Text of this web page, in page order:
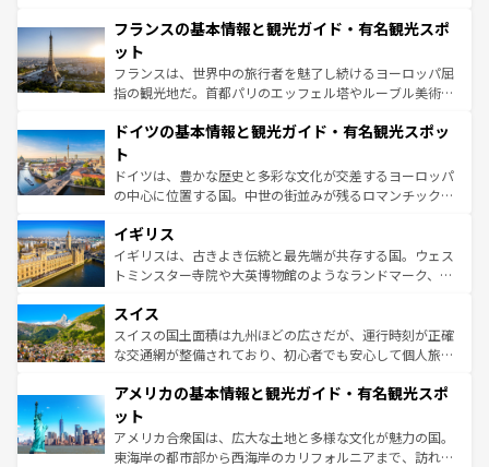
なお、新着のイタリア情報はコンテンツ一覧を参照してほ
しい。
文化が根付くこの国では、情熱的なフラメンコ、熱気あふ
れる闘牛、そして美味しいタパスが生活の一部となってい
る。首都マドリードの洗練された雰囲気や、バルセロナの
アートに溢れた街角から、地方では古代ローマ遺跡や中世
せる。地方によって風土や気候が異なるスペインはその個
ンテンツ一覧 を参照してほしい。
フランスの基本情報と観光ガイド・有名観光スポ
ット
フランスは、世界中の旅行者を魅了し続けるヨーロッパ屈
指の観光地だ。首都パリのエッフェル塔やルーブル美術館
で、幅広い魅力が詰まっている。華麗な宮殿、歴史的な大
聖堂、美しいビーチ、そして豊かな自然が、訪れる者を心
から魅了する。また、フランスは美食の国としても知ら
れ、フランス料理はユネスコ無形文化遺産にも登録されて
香り高いラベンダー畑など、多彩な楽しみ方が可能だ。さ
らに、パリ以外の地域にも魅力が溢れており、どの街角に
も豊かな歴史と文化が息づいている。パリ以外の個性あふ
を参照してほしい。
ドイツの基本情報と観光ガイド・有名観光スポッ
ト
ドイツは、豊かな歴史と多彩な文化が交差するヨーロッパ
の中心に位置する国。中世の街並みが残るロマンチック街
顔を持つこの国は、どこを歩いても飽きることがない。ベ
ルリンの文化的活気、バイエルン州のアルプスの絶景、そ
してライン川沿いのワイン畑といった風景は必見。ビール
は、お酒好きな人にはぜひ体験してほしい。 なお、新着の
ドイツ情報はコンテンツ一覧を参照してほしい。
イギリス
イギリスは、古きよき伝統と最先端が共存する国。ウェス
トミンスター寺院や大英博物館のようなランドマーク、歴
リアごとに異なる魅力がある。また、優雅なアフタヌーン
ティー、ビール好きにはたまらない英国パブ、サッカー観
戦など、本場だからこそできる体験も豊富。イギリスを旅
ンツ一覧を参照してほしい。
スイス
スイスの国土面積は九州ほどの広さだが、運行時刻が正確
な交通網が整備されており、初心者でも安心して個人旅行
の建物がそのまま残る町や、スイスならではのユニークな
博物館もあり、アルプス観光だけでなく町歩きも満喫する
ことができる。国民の所得が高いため物価も高いが、旅行
者向けの交通パス提供のサービスもあり、うまく活用すれ
アメリカの基本情報と観光ガイド・有名観光スポ
ット
アメリカ合衆国は、広大な土地と多様な文化が魅力の国。
東海岸の都市部から西海岸のカリフォルニアまで、訪れる